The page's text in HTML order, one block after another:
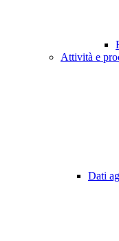
Attività e
Dati